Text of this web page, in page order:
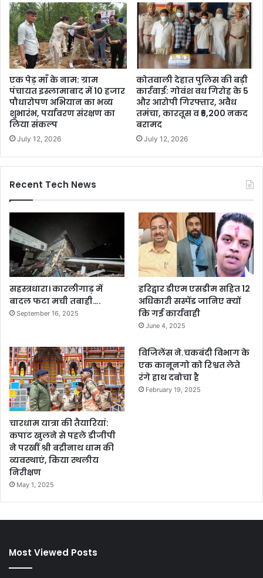
एक पेड़ माँ के नाम: ग्राम
पंचायत इस्लामाबाद में 10 हजार
पौधारोपण अभियान का भव्य
शुभारंभ, पर्यावरण संरक्षण का
लिया संकल्प
July 12, 2026
कोतवाली देहात पुलिस की बड़ी
कार्रवाई: गोवंश वध गिरोह के 5
और आरोपी गिरफ्तार, अवैध
तमंचा, कारतूस व ₹6,200 नकद
बरामद
July 12, 2026
Recent Tech News
सहस्त्रधारा। कारलीगाड़ में
बादल फटा मची तबाही….
September 16, 2025
हरिद्वार डीएम एसडीम सहित 12
अधिकारी सस्पेंड जानिए क्यों
कि गई कार्यवाही
June 4, 2025
चारधाम यात्रा की तैयारियां:
कपाट खुलने से पहले डीजीपी
ने परखीं श्री बद्रीनाथ धाम की
व्यवस्थाएं, किया स्थलीय
निरीक्षण
May 1, 2025
विजिलेंस ने.चकबंदी विभाग के
एक कानूनगो को रिश्वत लेते
रंगे हाथ दबोचा है
February 19, 2025
Most Viewed Posts